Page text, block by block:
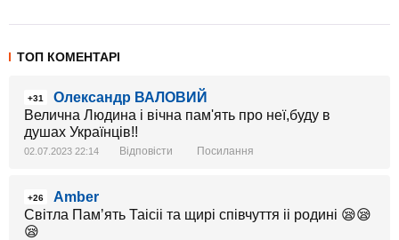
ТОП КОМЕНТАРІ
+31
Олександр ВАЛОВИЙ
Велична Людина і вічна пам'ять про неї,буду в
душах Українців!!
02.07.2023 22:14 Відповісти Посилання
+26
Amber
Світла Памʼять Таісіі та щирі співчуття іі родині 😪😪
😪